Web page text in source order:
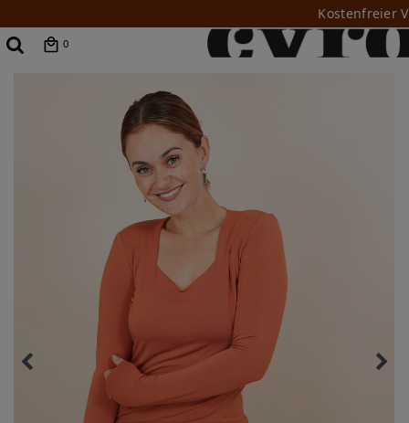
Kostenfreier
0